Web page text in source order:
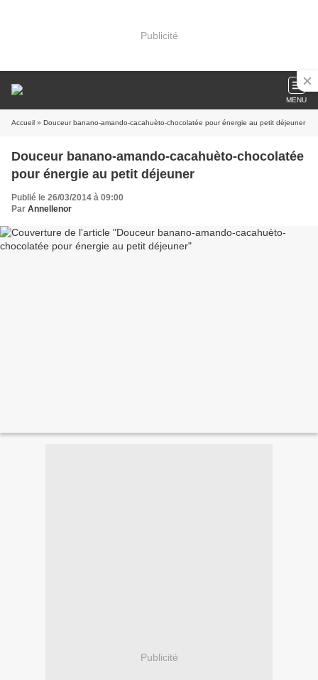
Publicité
MENU
Accueil » Douceur banano-amando-cacahuèto-chocolatée pour énergie au petit déjeuner
Douceur banano-amando-cacahuèto-chocolatée
pour énergie au petit déjeuner
Publié le 26/03/2014 à 09:00
Par Annellenor
Publicité